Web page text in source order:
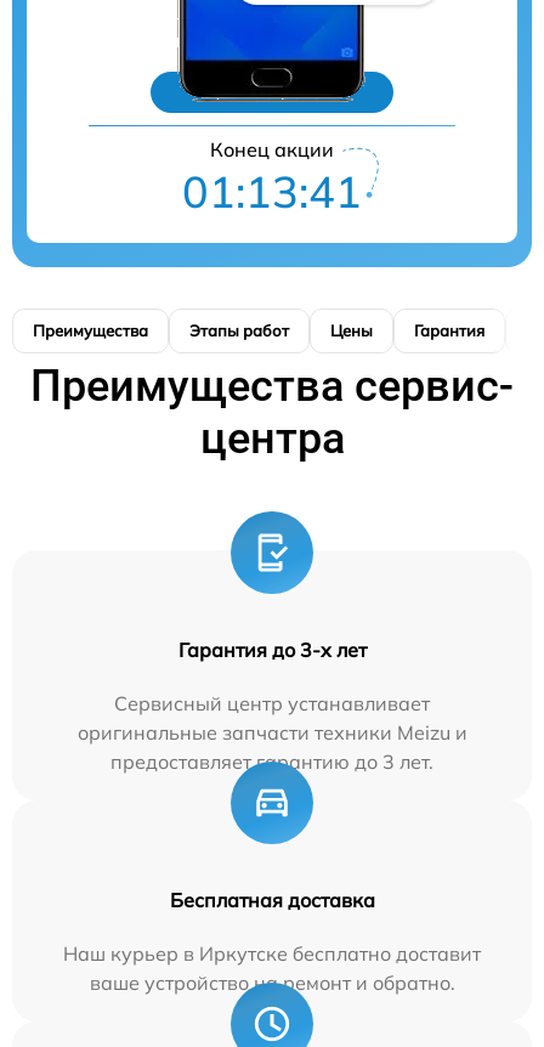
Цены на ремонт
Конец акции
01:13:40
Преимущества Этапы работ Цены Гарантия
Преимущества сервис-
центра
Гарантия до 3-х лет
Сервисный центр устанавливает
оригинальные запчасти техники Meizu и
предоставляет гарантию до 3 лет.
Бесплатная доставка
Наш курьер в Иркутске бесплатно доставит
ваше устройство на ремонт и обратно.